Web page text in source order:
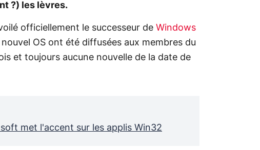
?) les lèvres.
officiellement le successeur de Windows
OS ont été diffusées aux membres du
et toujours aucune nouvelle de la date de
met l'accent sur les applis Win32